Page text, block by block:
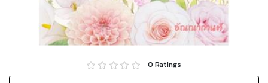
0 Ratings